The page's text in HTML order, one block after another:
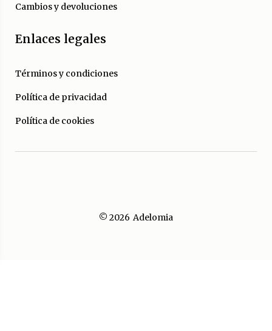
Cambios y devoluciones
Enlaces legales
Términos y condiciones
Política de privacidad
Política de cookies
© 2026 Adelomia